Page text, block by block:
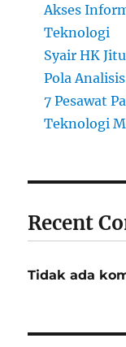
Akses
Teknologi
Syair HK
Pola
7 Pesawat
Teknologi
Recent
Tidak ada